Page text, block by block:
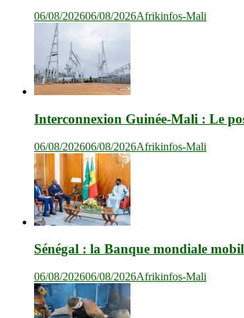
06/08/202606/08/2026Afrikinfos-Mali
Interconnexion Guinée-Mali : Le
06/08/202606/08/2026Afrikinfos-Mali
Sénégal : la Banque mondiale
06/08/202606/08/2026Afrikinfos-Mali